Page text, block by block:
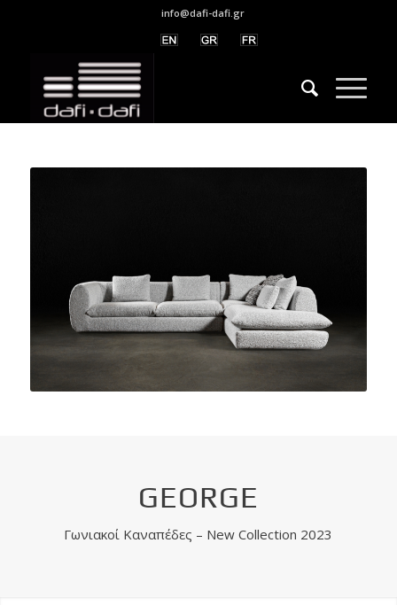
info@dafi-dafi.gr
GEORGE
Γωνιακοί Καναπέδες – New Collection 2023